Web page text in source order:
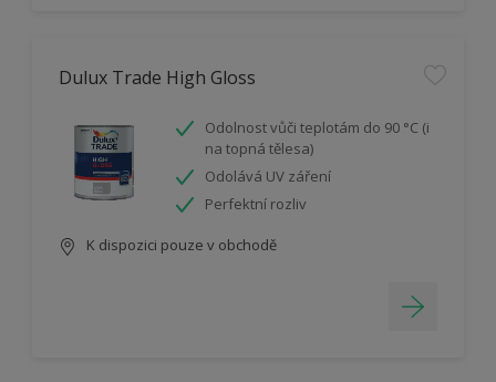
Dulux Trade High Gloss
Odolnost vůči teplotám do 90 °C (i
na topná tělesa)
Odolává UV záření
Perfektní rozliv
K dispozici pouze v obchodě